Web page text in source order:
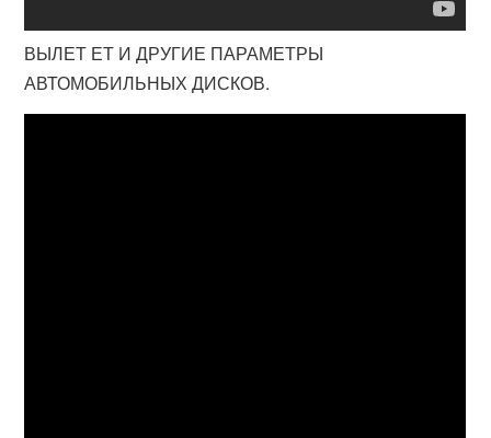
ВЫЛЕТ ЕТ И ДРУГИЕ ПАРАМЕТРЫ
АВТОМОБИЛЬНЫХ ДИСКОВ.